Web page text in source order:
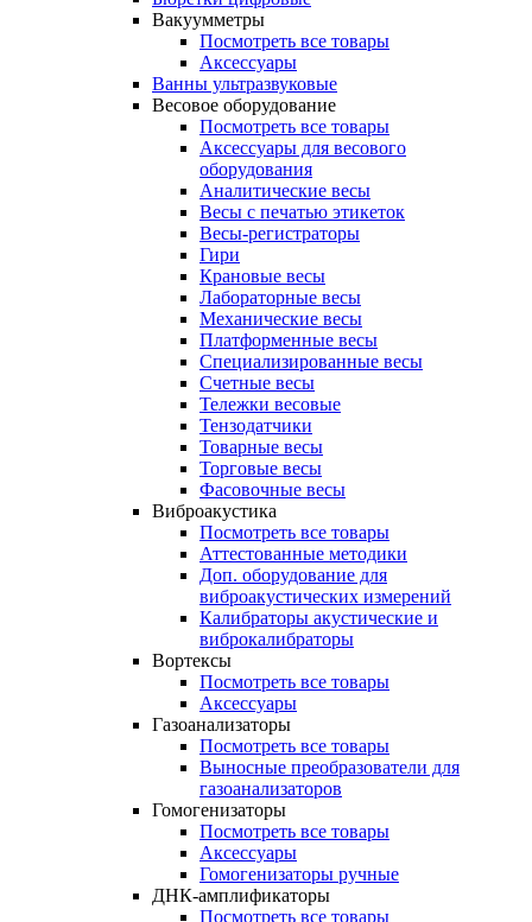
Вакуумметры
Посмотреть все товары
Аксессуары
Ванны ультразвуковые
Весовое оборудование
Посмотреть все товары
Аксессуары для весового
оборудования
Аналитические весы
Весы с печатью этикеток
Весы-регистраторы
Гири
Крановые весы
Лабораторные весы
Механические весы
Платформенные весы
Специализированные весы
Счетные весы
Тележки весовые
Тензодатчики
Товарные весы
Торговые весы
Фасовочные весы
Виброакустика
Посмотреть все товары
Аттестованные методики
Доп. оборудование для
виброакустических измерений
Калибраторы акустические и
виброкалибраторы
Вортексы
Посмотреть все товары
Аксессуары
Газоанализаторы
Посмотреть все товары
Выносные преобразователи для
газоанализаторов
Гомогенизаторы
Посмотреть все товары
Аксессуары
Гомогенизаторы ручные
ДНК-амплификаторы
Посмотреть все товары